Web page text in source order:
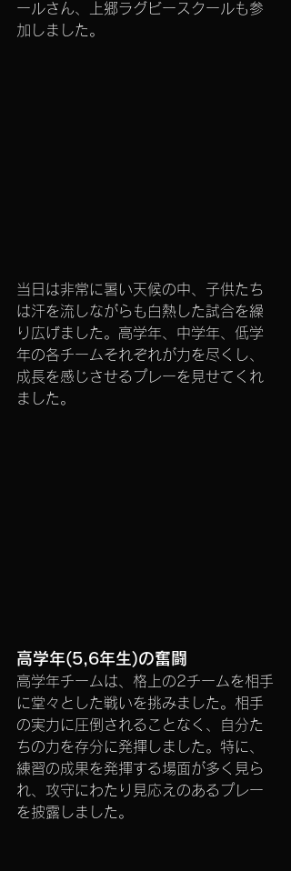
ールさん、上郷ラグビースクールも参
加しました。
当日は非常に暑い天候の中、子供たち
は汗を流しながらも白熱した試合を繰
り広げました。高学年、中学年、低学
年の各チームそれぞれが力を尽くし、
成長を感じさせるプレーを見せてくれ
ました。
高学年(5,6年生)の奮闘
高学年チームは、格上の2チームを相手
に堂々とした戦いを挑みました。相手
の実力に圧倒されることなく、自分た
ちの力を存分に発揮しました。特に、
練習の成果を発揮する場面が多く見ら
れ、攻守にわたり見応えのあるプレー
を披露しました。